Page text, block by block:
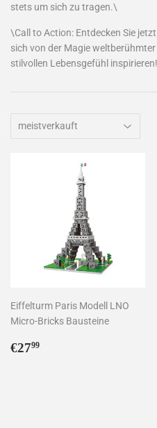
stets um sich zu tragen.\
\Call to Action: Entdecken Sie
sich von der Magie
stilvollen Lebensgefühl inspirieren!
Eiffelturm Paris Modell LNO
Micro-Bricks Bausteine
Normaler
€2799